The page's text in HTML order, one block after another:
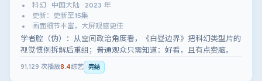
科幻 · 中国大陆 · 2023 年
更新：更新至15集
画面细节丰富，大屏观感更佳
学者腔（伪）：从空间政治角度看，《白昼边界》把科幻类型片的
视觉惯例拆解后重组；普通观众只需知道：好看，且有点费脑。
91,129 次播放8.4综艺 完结